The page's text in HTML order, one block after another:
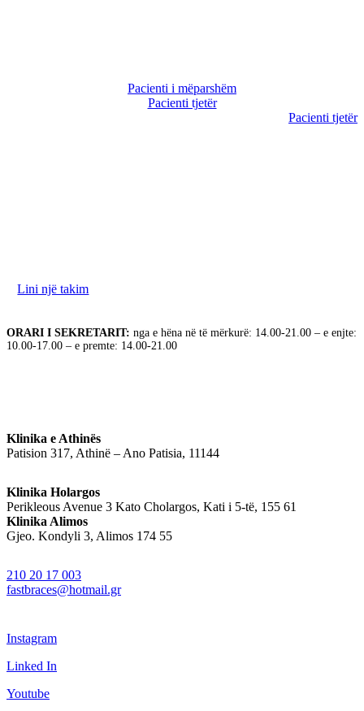
Pacienti i mëparshëm
Pacienti tjetër
Pacienti tjetër
Lini një takim
ORARI I SEKRETARIT: nga e hëna në të mërkurë: 14.00-21.00 – e enjte:
10.00-17.00 – e premte: 14.00-21.00
Klinika e Athinës
Patision 317, Athinë – Ano Patisia, 11144
Klinika Holargos
Perikleous Avenue 3 Kato Cholargos, Kati i 5-të, 155 61
Klinika Alimos
Gjeo. Kondyli 3, Alimos 174 55
210 20 17 003
fastbraces@hotmail.gr
Instagram
Linked In
Youtube